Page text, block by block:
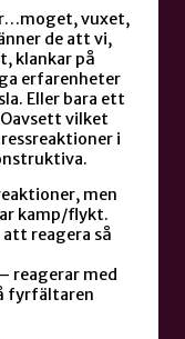
vuxet,
de att vi,
klankar på
erfarenheter
Eller bara ett
vilket
i
men
kamp/flykt.
reagera så
reagerar med
fyrfältaren